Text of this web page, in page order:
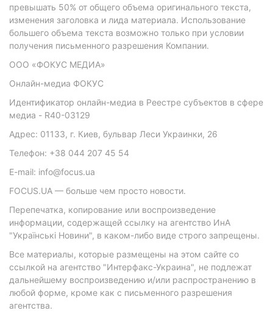
превышать 50% от общего объема оригинального текста,
изменения заголовка и лида материала. Использование
большего объема текста возможно только при условии
получения письменного разрешения Компании.
ООО «ФОКУС МЕДИА»
Онлайн-медиа ФОКУС
Идентификатор онлайн-медиа в Реестре субъектов в сфере
медиа - R40-03129
Адрес: 01133, г. Киев, бульвар Леси Украинки, 26
Телефон: +38 044 207 45 54
E-mail: info@focus.ua
FOCUS.UA — больше чем просто новости.
Перепечатка, копирование или воспроизведение
информации, содержащей ссылку на агентство ИнА
"Українські Новини", в каком-либо виде строго запрещены.
Все материалы, которые размещены на этом сайте со
ссылкой на агентство "Интерфакс-Украина", не подлежат
дальнейшему воспроизведению и/или распространению в
любой форме, кроме как с письменного разрешения
агентства.